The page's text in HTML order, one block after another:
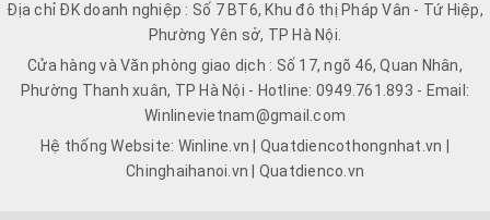
Địa chỉ ĐK doanh nghiệp : Số 7 BT6, Khu đô thị Pháp Vân - Tứ Hiệp,
Phường Yên sở, TP Hà Nội.
Cửa hàng và Văn phòng giao dịch : Số 17, ngõ 46, Quan Nhân,
Phường Thanh xuân, TP Hà Nội - Hotline: 0949.761.893 - Email:
Winlinevietnam@gmail.com
Hệ thống Website: Winline.vn | Quatdiencothongnhat.vn |
Chinghaihanoi.vn | Quatdienco.vn